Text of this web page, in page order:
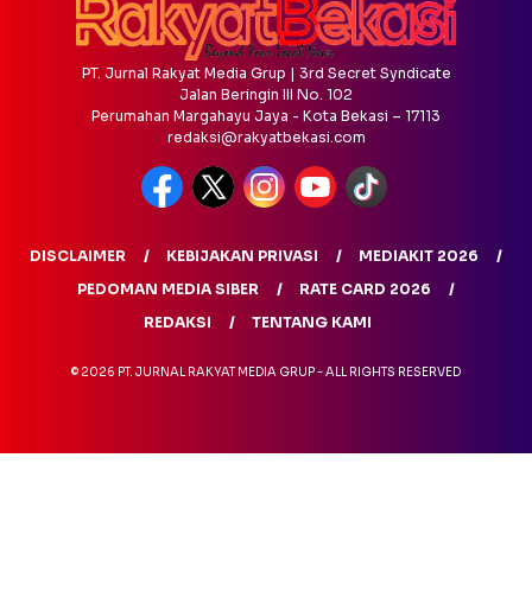
PT. Jurnal Rakyat Media Grup | 3rd Secret Syndicate
Jalan Beringin III No. 102
Perumahan Margahayu Jaya - Kota Bekasi – 17113
redaksi@rakyatbekasi.com
DISCLAIMER KEBIJAKAN PRIVASI
MEDIAKIT 2026
PEDOMAN MEDIA SIBER
RATE CARD 2026
REDAKSI
TENTANG KAMI
© 2026 PT. JURNAL RAKYAT MEDIA GRUP - ALL RIGHTS RESERVED